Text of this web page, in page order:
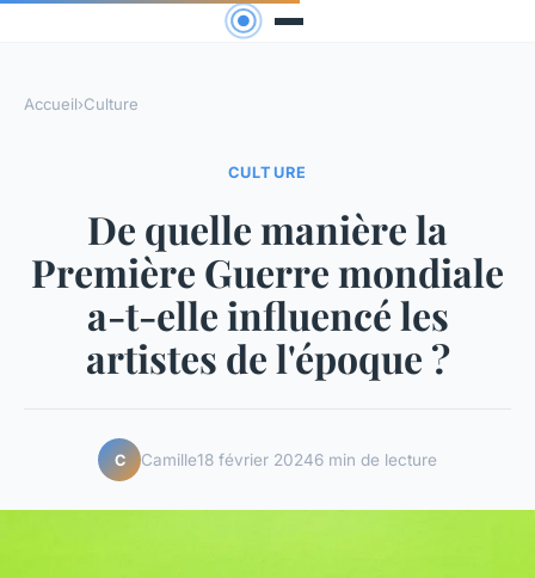
Accueil›Culture
CULTURE
De quelle manière la
Première Guerre mondiale
a-t-elle influencé les
artistes de l'époque ?
C Camille18 février 20246 min de lecture